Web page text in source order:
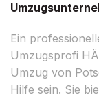
Ein
Umzugsprofi
Umzug von
Hilfe sein. Sie